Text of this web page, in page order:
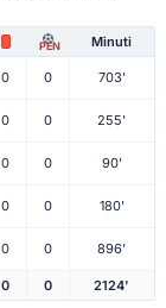
PEN Minuti
0 0 703'
0 0 255'
0 0 90'
0 0 180'
0 0 896'
0 0 2124'